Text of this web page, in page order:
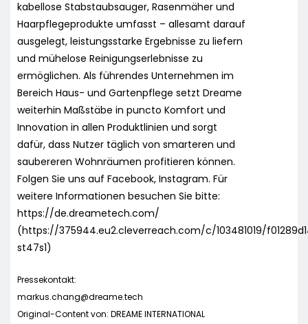
kabellose Stabstaubsauger, Rasenmäher und
Haarpflegeprodukte umfasst – allesamt darauf
ausgelegt, leistungsstarke Ergebnisse zu liefern
und mühelose Reinigungserlebnisse zu
ermöglichen. Als führendes Unternehmen im
Bereich Haus- und Gartenpflege setzt Dreame
weiterhin Maßstäbe in puncto Komfort und
Innovation in allen Produktlinien und sorgt
dafür, dass Nutzer täglich von smarteren und
saubereren Wohnräumen profitieren können.
Folgen Sie uns auf Facebook, Instagram. Für
weitere Informationen besuchen Sie bitte:
https://de.dreametech.com/
(https://375944.eu2.cleverreach.com/c/103481019/
st47s1)
Pressekontakt:
markus.chang@dreame.tech
Original-Content von: DREAME INTERNATIONAL